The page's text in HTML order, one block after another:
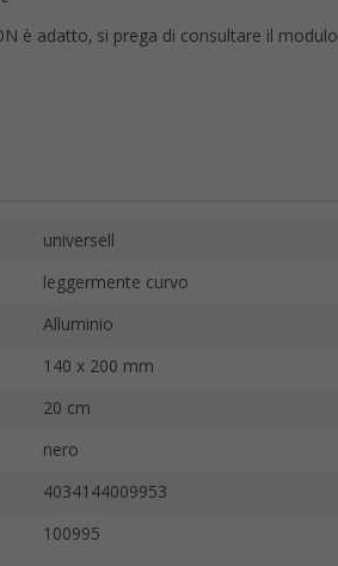
è adatto, si prega di consultare il modulo
universell
leggermente curvo
Alluminio
140 x 200 mm
20 cm
nero
4034144009953
100995